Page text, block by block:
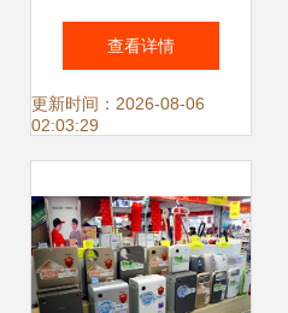
手 家电与矢量设计
工具的融合
查看详情
更新时间：2026-08-06
02:03:29